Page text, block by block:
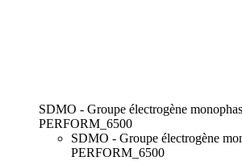
SDMO - Groupe électrogène
PERFORM_6500
SDMO - Groupe électrogène
PERFORM_6500